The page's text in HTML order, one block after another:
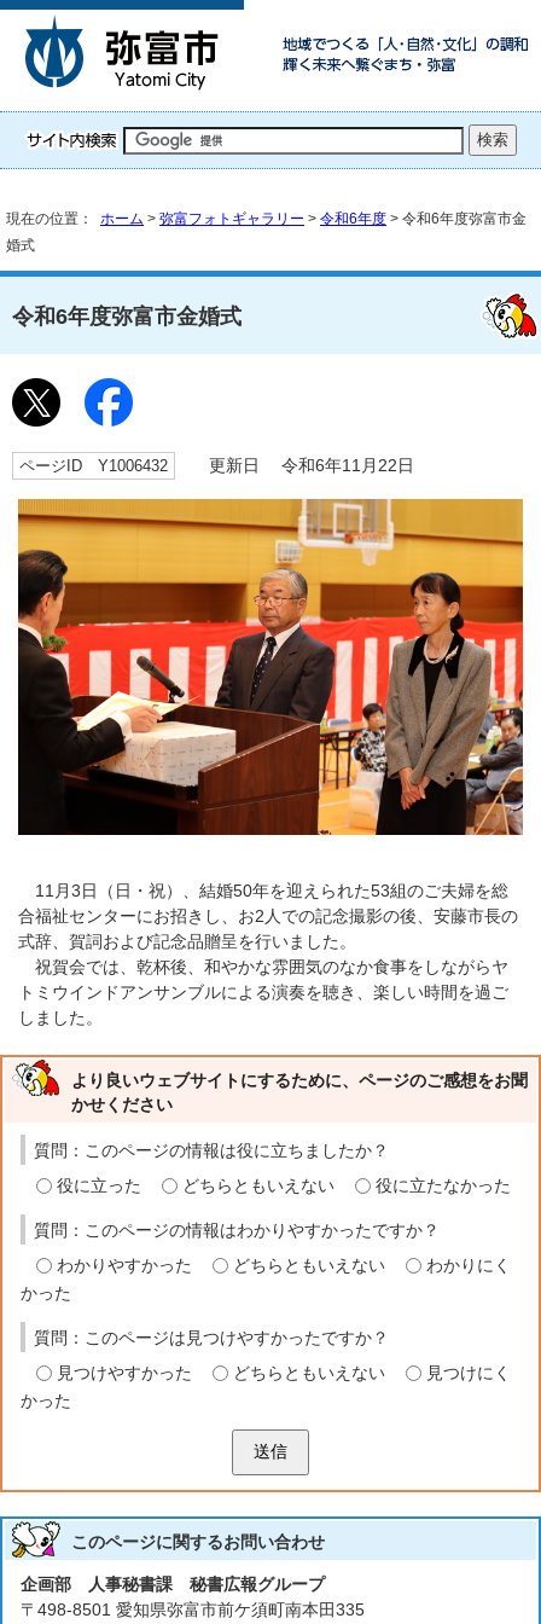
現在の位置： ホーム > 弥富フォトギャラリー > 令和6年度 > 令和6年度弥富市金
婚式
令和6年度弥富市金婚式
ページID Y1006432 更新日 令和6年11月22日
11月3日（日・祝）、結婚50年を迎えられた53組のご夫婦を総
合福祉センターにお招きし、お2人での記念撮影の後、安藤市長の
式辞、賀詞および記念品贈呈を行いました。
祝賀会では、乾杯後、和やかな雰囲気のなか食事をしながらヤ
トミウインドアンサンブルによる演奏を聴き、楽しい時間を過ご
しました。
より良いウェブサイトにするために、ページのご感想をお聞
かせください
質問：このページの情報は役に立ちましたか？
役に立った
どちらともいえない 役に立たなかった
質問：このページの情報はわかりやすかったですか？
わかりやすかった
どちらともいえない
わかりにく
かった
質問：このページは見つけやすかったですか？
見つけやすかった
どちらともいえない
見つけにく
かった
送信
このページに関するお問い合わせ
企画部 人事秘書課 秘書広報グループ
〒498-8501 愛知県弥富市前ケ須町南本田335